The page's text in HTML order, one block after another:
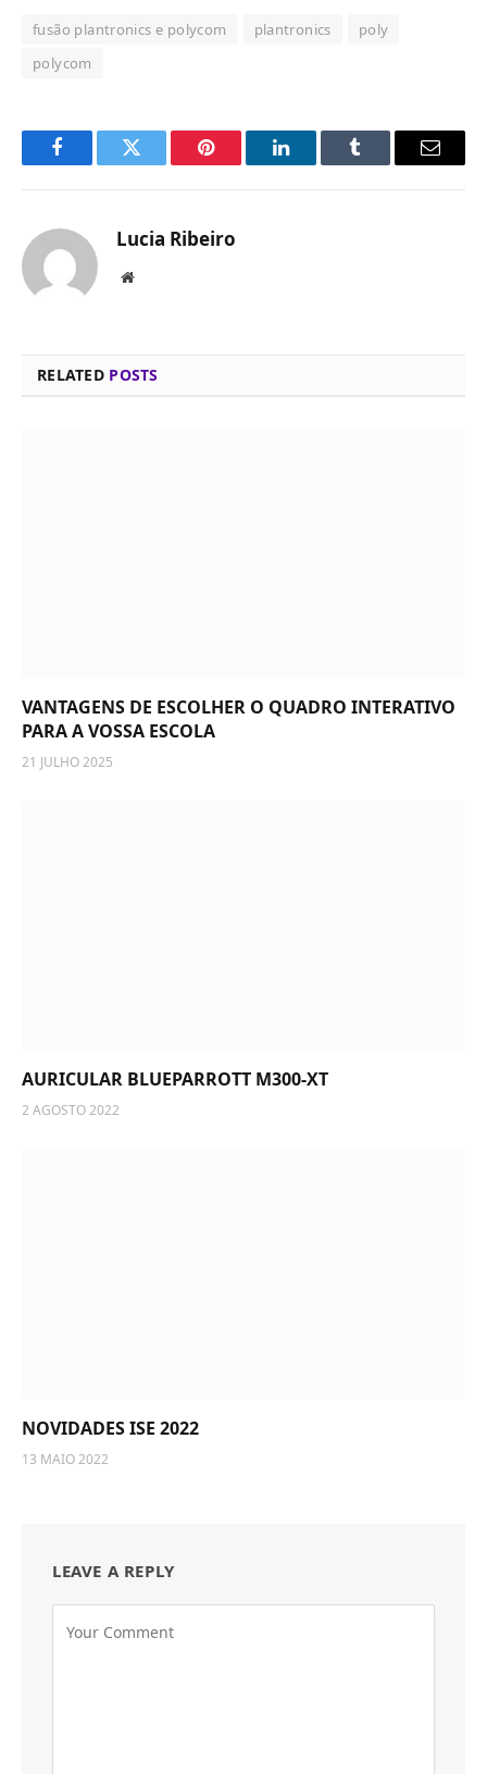
fusão plantronics e polycom plantronics
poly
polycom
FacebookTwitter Pinterest LinkedInTumblr Email
Lucia Ribeiro
Website
RELATED POSTS
VANTAGENS DE ESCOLHER O QUADRO INTERATIVO
PARA A VOSSA ESCOLA
21 JULHO 2025
AURICULAR BLUEPARROTT M300-XT
2 AGOSTO 2022
NOVIDADES ISE 2022
13 MAIO 2022
LEAVE A REPLY